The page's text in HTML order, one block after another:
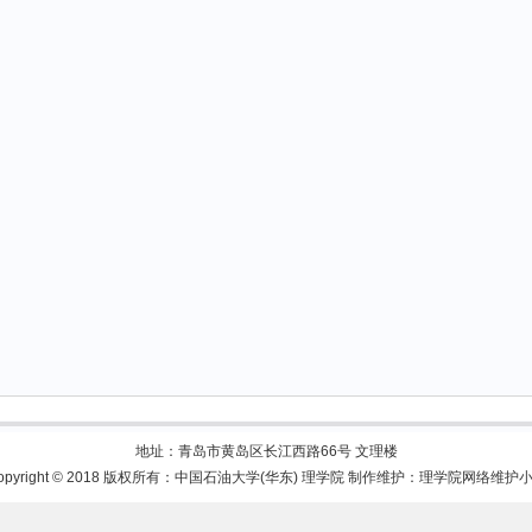
地址：青岛市黄岛区长江西路66号 文理楼
© 2018 版权所有：中国石油大学(华东) 理学院制作维护：理学院网络维护